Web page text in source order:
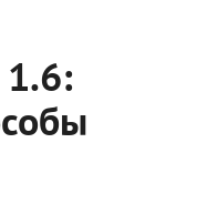
1.6: